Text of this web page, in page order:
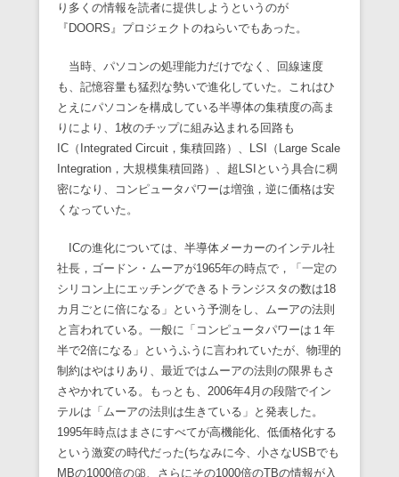
り多くの情報を読者に提供しようというのが
『DOORS』プロジェクトのねらいでもあった。
当時、パソコンの処理能力だけでなく、回線速度
も、記憶容量も猛烈な勢いで進化していた。これはひ
とえにパソコンを構成している半導体の集積度の高ま
りにより、1枚のチップに組み込まれる回路も
IC（Integrated Circuit，集積回路）、LSI（Large Scale
Integration，大規模集積回路）、超LSIという具合に稠
密になり、コンピュータパワーは増強，逆に価格は安
くなっていた。
ICの進化については、半導体メーカーのインテル社
社長，ゴードン・ムーアが1965年の時点で，「一定の
シリコン上にエッチングできるトランジスタの数は18
カ月ごとに倍になる」という予測をし、ムーアの法則
と言われている。一般に「コンピュータパワーは１年
半で2倍になる」というふうに言われていたが、物理的
制約はやはりあり、最近ではムーアの法則の限界もさ
さやかれている。もっとも、2006年4月の段階でイン
テルは「ムーアの法則は生きている」と発表した。
1995年時点はまさにすべてが高機能化、低価格化する
という激変の時代だった(ちなみに今、小さなUSBでも
MBの1000倍の㎇、さらにその1000倍のTBの情報が入